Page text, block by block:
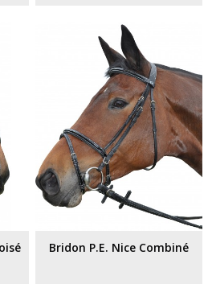
Bridon P.E. Nice Combiné